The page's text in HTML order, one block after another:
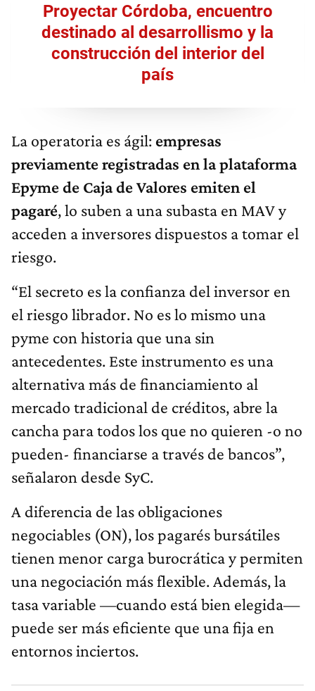
Proyectar Córdoba, encuentro
destinado al desarrollismo y la
construcción del interior del
país
La operatoria es ágil: empresas
previamente registradas en la plataforma
Epyme de Caja de Valores emiten el
pagaré, lo suben a una subasta en MAV y
acceden a inversores dispuestos a tomar el
riesgo.
“El secreto es la confianza del inversor en
el riesgo librador. No es lo mismo una
pyme con historia que una sin
antecedentes. Este instrumento es una
alternativa más de financiamiento al
mercado tradicional de créditos, abre la
cancha para todos los que no quieren -o no
pueden- financiarse a través de bancos”,
señalaron desde SyC.
A diferencia de las obligaciones
negociables (ON), los pagarés bursátiles
tienen menor carga burocrática y permiten
una negociación más flexible. Además, la
tasa variable —cuando está bien elegida—
puede ser más eficiente que una fija en
entornos inciertos.